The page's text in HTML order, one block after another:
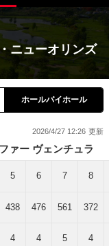
ニューオリンズ
ホールバイホール
2026/4/27 12:26
ァー ヴェンチュラ
5 6 7 8
438 476 561 372
4 4 5 4